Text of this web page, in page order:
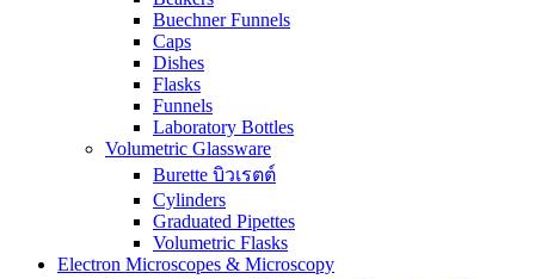
Buechner Funnels
Caps
Dishes
Flasks
Funnels
Laboratory Bottles
Volumetric Glassware
Burette บิวเรตต์
Cylinders
Graduated Pipettes
Volumetric Flasks
Electron Microscopes & Microscopy